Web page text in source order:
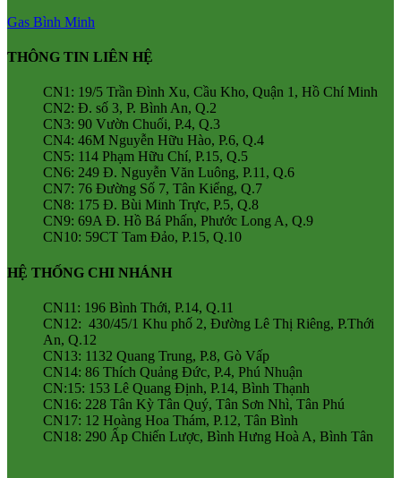
Gas Bình Minh
THÔNG TIN LIÊN HỆ
CN1: 19/5 Trần Đình Xu, Cầu Kho, Quận 1, Hồ Chí Minh
CN2: Đ. số 3, P. Bình An, Q.2
CN3: 90 Vườn Chuối, P.4, Q.3
CN4: 46M Nguyễn Hữu Hào, P.6, Q.4
CN5: 114 Phạm Hữu Chí, P.15, Q.5
CN6: 249 Đ. Nguyễn Văn Luông, P.11, Q.6
CN7: 76 Đường Số 7, Tân Kiểng, Q.7
CN8: 175 Đ. Bùi Minh Trực, P.5, Q.8
CN9: 69A Đ. Hồ Bá Phấn, Phước Long A, Q.9
CN10: 59CT Tam Đảo, P.15, Q.10
HỆ THỐNG CHI NHÁNH
CN11: 196 Bình Thới, P.14, Q.11
CN12: 430/45/1 Khu phố 2, Đường Lê Thị Riêng, P.Thới
An, Q.12
CN13: 1132 Quang Trung, P.8, Gò Vấp
CN14: 86 Thích Quảng Đức, P.4, Phú Nhuận
CN:15: 153 Lê Quang Định, P.14, Bình Thạnh
CN16: 228 Tân Kỳ Tân Quý, Tân Sơn Nhì, Tân Phú
CN17: 12 Hoàng Hoa Thám, P.12, Tân Bình
CN18: 290 Ấp Chiến Lược, Bình Hưng Hoà A, Bình Tân